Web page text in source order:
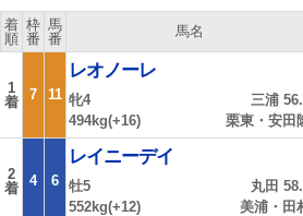
着
順
枠
番
馬
番
馬名
1
着
7 11
レオノーレ
牝4
494kg(+16)
三浦
栗東・安田
2
着
4 6
レイニーデイ
牡5
552kg(+12)
丸田
美浦・田